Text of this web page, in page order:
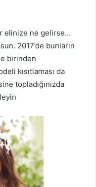
elinize ne gelirse…
2017’de bunların
birinden
kısıtlaması da
topladığınızda